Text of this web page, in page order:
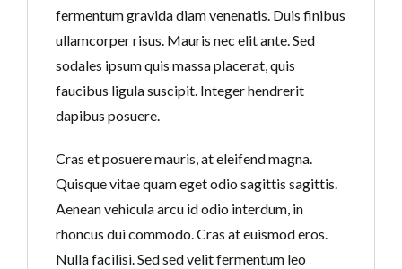
fermentum gravida diam venenatis. Duis finibus
ullamcorper risus. Mauris nec elit ante. Sed
sodales ipsum quis massa placerat, quis
faucibus ligula suscipit. Integer hendrerit
dapibus posuere.
Cras et posuere mauris, at eleifend magna.
Quisque vitae quam eget odio sagittis sagittis.
Aenean vehicula arcu id odio interdum, in
rhoncus dui commodo. Cras at euismod eros.
Nulla facilisi. Sed sed velit fermentum leo